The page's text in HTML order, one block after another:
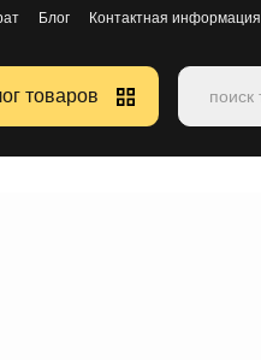
Блог Контактная информация
товаров